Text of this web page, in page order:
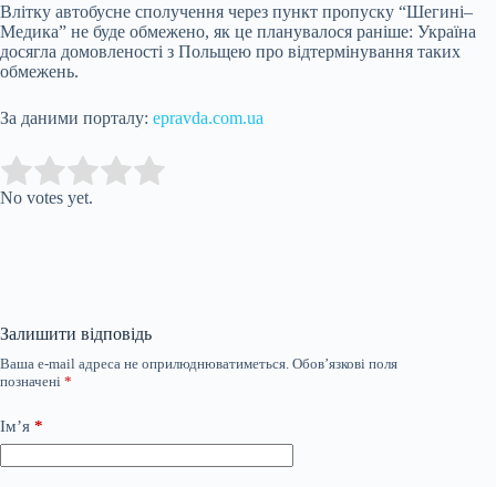
Влітку автобусне сполучення через пункт пропуску “Шегині–
Медика” не буде обмежено, як це планувалося раніше: Україна
досягла домовленості з Польщею про відтермінування таких
обмежень.
За даними порталу: epravda.com.ua
Rate this item:
No votes yet.
Залишити відповідь
Ваша e-mail адреса не оприлюднюватиметься. Обов’язкові поля
позначені *
Ім’я *